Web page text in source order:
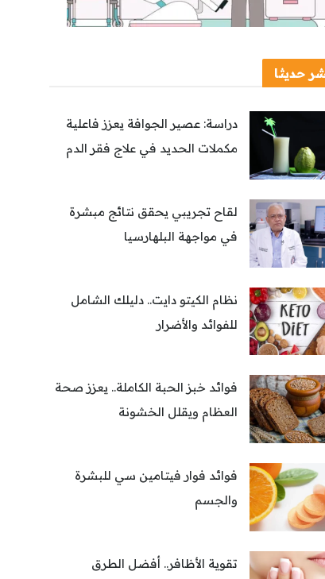
حديثا
دراسة: عصير الجوافة يعزز فاعلية
مكملات الحديد في علاج فقر الدم
لقاح تجريبي يحقق نتائج مبشرة
في مواجهة البلهارسيا
نظام الكيتو دايت.. دليلك الشامل
للفوائد والأضرار
فوائد خبز الحبة الكاملة.. يعزز صحة
العظام ويقلل الخشونة
فوائد فوار فيتامين سي للبشرة
والجسم
تقوية الأظافر.. أفضل الطرق